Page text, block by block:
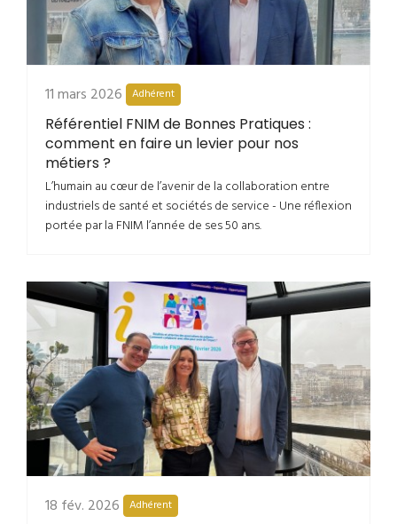
11 mars 2026 Adhérent
Référentiel FNIM de Bonnes Pratiques :
comment en faire un levier pour nos
métiers ?
L’humain au cœur de l’avenir de la collaboration entre
industriels de santé et sociétés de service - Une réflexion
portée par la FNIM l’année de ses 50 ans.
18 fév. 2026 Adhérent